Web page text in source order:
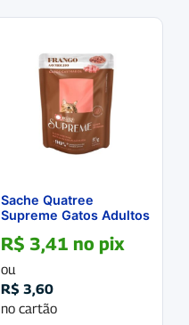
Sache Quatree
Supreme Gatos Adultos
R$ 3,41 no pix
ou
R$ 3,60
no cartão